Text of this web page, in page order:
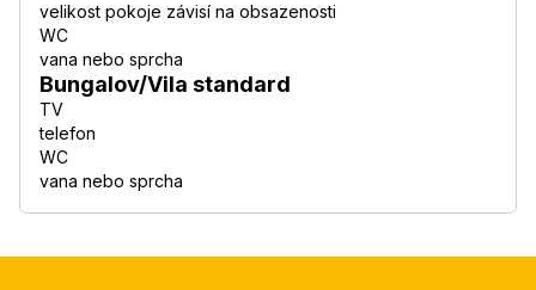
velikost pokoje závisí na obsazenosti
WC
vana nebo sprcha
Bungalov/Vila standard
TV
telefon
WC
vana nebo sprcha